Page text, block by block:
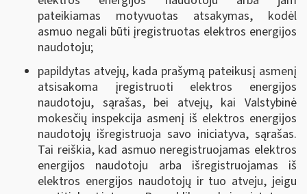
pateikiamas motyvuotas atsakymas, kodėl
asmuo negali būti įregistruotas elektros energijos
naudotoju;
papildytas atvejų, kada prašymą pateikusį asmenį
atsisakoma įregistruoti elektros energijos
naudotoju, sąrašas, bei atvejų, kai Valstybinė
mokesčių inspekcija asmenį iš elektros energijos
naudotojų išregistruoja savo iniciatyva, sąrašas.
Tai reiškia, kad asmuo neregistruojamas elektros
energijos naudotoju arba išregistruojamas iš
elektros energijos naudotojų ir tuo atveju, jeigu